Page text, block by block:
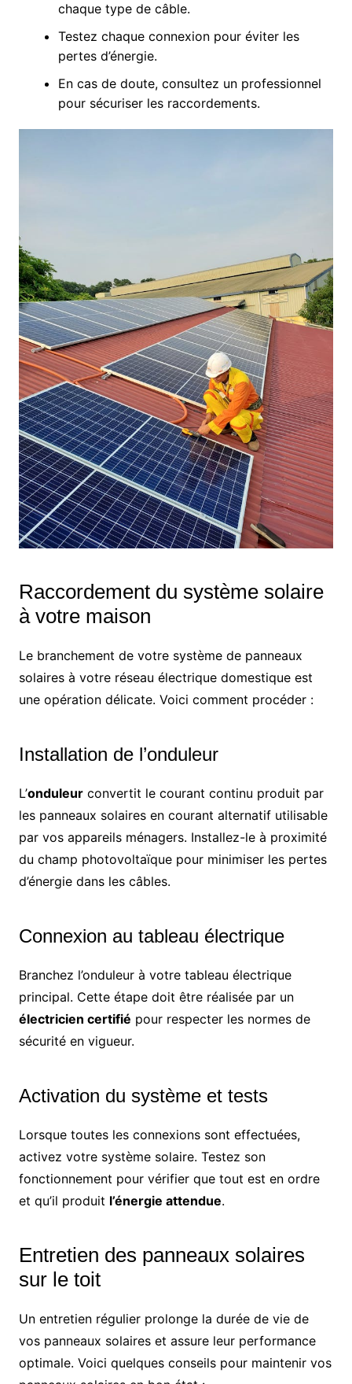
chaque type de câble.
Testez chaque connexion pour éviter les
pertes d’énergie.
En cas de doute, consultez un professionnel
pour sécuriser les raccordements.
Raccordement du système solaire
à votre maison
Le branchement de votre système de panneaux
solaires à votre réseau électrique domestique est
une opération délicate. Voici comment procéder :
Installation de l’onduleur
L’onduleurconvertit le courant continu produit par
les panneaux solaires en courant alternatif utilisable
par vos appareils ménagers. Installez-le à proximité
du champ photovoltaïque pour minimiser les pertes
d’énergie dans les câbles.
Connexion au tableau électrique
Branchez l’onduleur à votre tableau électrique
principal. Cette étape doit être réalisée par un
électricien certifié pour respecter les normes de
sécurité en vigueur.
Activation du système et tests
Lorsque toutes les connexions sont effectuées,
activez votre système solaire. Testez son
fonctionnement pour vérifier que tout est en ordre
et qu’il produit l’énergie attendue.
Entretien des panneaux solaires
sur le toit
Un entretien régulier prolonge la durée de vie de
vos panneaux solaires et assure leur performance
optimale. Voici quelques conseils pour maintenir vos